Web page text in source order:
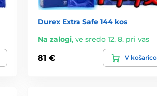
Durex Extra Safe 144 kos
Na zalogi, ve sredo 12. 8. pri vas
81 € V košarico